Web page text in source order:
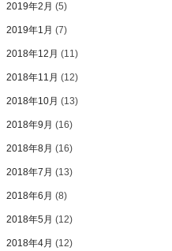
2019年2月 (5)
2019年1月 (7)
2018年12月 (11)
2018年11月 (12)
2018年10月 (13)
2018年9月 (16)
2018年8月 (16)
2018年7月 (13)
2018年6月 (8)
2018年5月 (12)
2018年4月 (12)